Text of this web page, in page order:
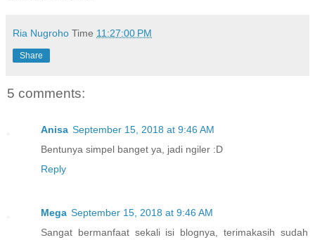
Ria Nugroho Time 11:27:00 PM
Share
5 comments:
Anisa September 15, 2018 at 9:46 AM
Bentunya simpel banget ya, jadi ngiler :D
Reply
Mega September 15, 2018 at 9:46 AM
Sangat bermanfaat sekali isi blognya, terimakasih sudah